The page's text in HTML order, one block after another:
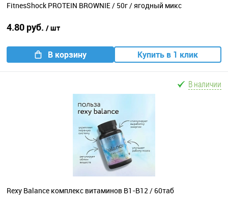
FitnesShock PROTEIN BROWNIE / 50г / ягодный микс
4.80 руб. / шт
В корзину Купить в 1 клик
В наличии
Rexy Balance комплекс витаминов B1-B12 / 60таб